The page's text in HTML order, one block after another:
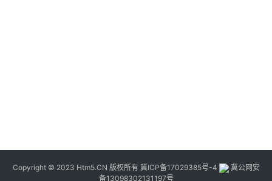
Copyright © 2023 Htm5.CN 版权所有 冀ICP备17029385号-4
冀公网安
备13098302131197号